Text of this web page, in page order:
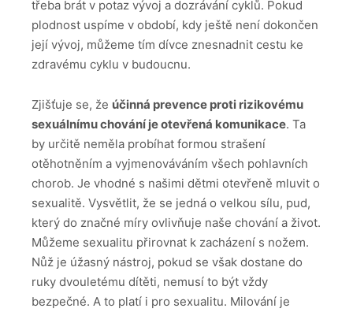
třeba brát v potaz vývoj a dozrávání cyklů. Pokud
plodnost uspíme v období, kdy ještě není dokončen
její vývoj, můžeme tím dívce znesnadnit cestu ke
zdravému cyklu v budoucnu.
Zjišťuje se, že účinná prevence proti rizikovému
sexuálnímu chování je otevřená komunikace. Ta
by určitě neměla probíhat formou strašení
otěhotněním a vyjmenováváním všech pohlavních
chorob. Je vhodné s našimi dětmi otevřeně mluvit o
sexualitě. Vysvětlit, že se jedná o velkou sílu, pud,
který do značné míry ovlivňuje naše chování a život.
Můžeme sexualitu přirovnat k zacházení s nožem.
Nůž je úžasný nástroj, pokud se však dostane do
ruky dvouletému dítěti, nemusí to být vždy
bezpečné. A to platí i pro sexualitu. Milování je